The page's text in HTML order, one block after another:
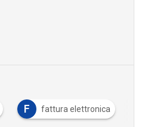
F fattura elettronica